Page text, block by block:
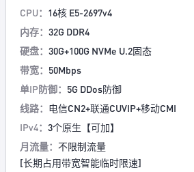
CPU： 16核 E5-2697v4
内存： 32G DDR4
硬盘： 30G+100G NVMe U.2固态
带宽： 50Mbps
单IP防御： 5G DDos防御
线路： 电信CN2+联通CUVIP+移动CMI
IPv4： 3个原生【可加】
月流量： 不限制流量
[长期占用带宽智能临时限速]